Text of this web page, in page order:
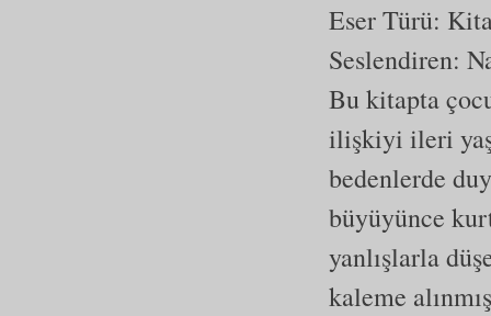
Eser Türü:
Seslendiren:
Bu kitapta
ilişkiyi ileri
bedenlerde
büyüyünce
yanlışlarla
kaleme